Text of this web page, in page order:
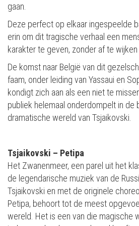
gaan.
Deze perfect op elkaar ingespeelde
erin om dit tragische verhaal een
karakter te geven, zonder af te wijken
De komst naar België van dit
faam, onder leiding van Yassaui en
kondigt zich aan als een niet te
publiek helemaal onderdompelt in de
dramatische wereld van Tsjaikovski.
Tsjaikovski – Petipa
Het Zwanenmeer, een parel uit het
de legendarische muziek van de
Tsjaikovski en met de originele
Petipa, behoort tot de meest
wereld. Het is een van die magische